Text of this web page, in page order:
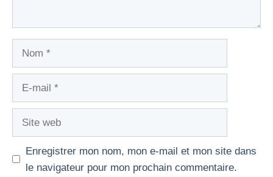
Enregistrer mon nom, mon e-mail et mon site dans
le navigateur pour mon prochain commentaire.